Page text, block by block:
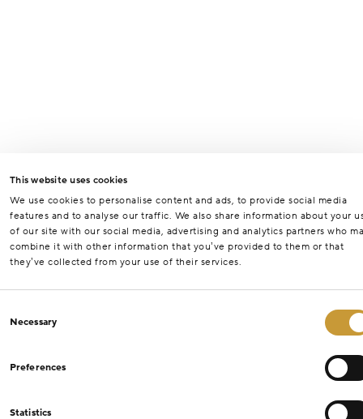
This website uses cookies
We use cookies to personalise content and ads, to provide social media
features and to analyse our traffic. We also share information about your
of our site with our social media, advertising and analytics partners who
combine it with other information that you’ve provided to them or that
they’ve collected from your use of their services.
Selection
Necessary
Preferences
Statistics